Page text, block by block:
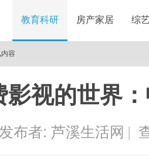
教育科研 房产家居 综
容
影视的世界
发布者: 芦溪生活网 |